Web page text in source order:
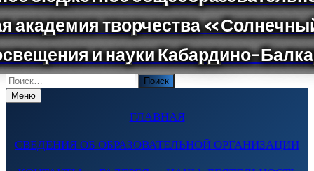
Поиск
по:Меню
ГЛАВНАЯ
СВЕДЕНИЯ ОБ ОБРАЗОВАТЕЛЬНОЙ ОРГАНИЗАЦИИ